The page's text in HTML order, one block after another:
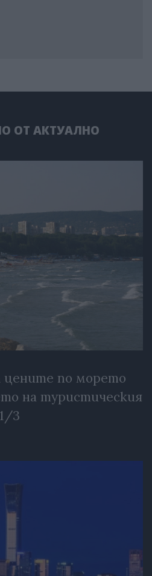
ОТ АКТУАЛНО
цените по морето
на туристическия
3